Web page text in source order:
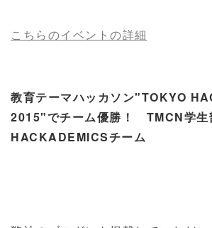
こちらのイベントの詳細
教育テーマハッカソン"TOKYO
2015"でチーム優勝！ TMCN学生
HACKADEMICSチーム